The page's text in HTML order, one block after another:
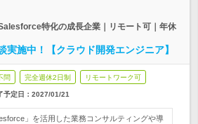
特化の成長企業｜リモート可｜年休
実施中！【クラウド開発エンジニア】
問 完全週休2日制 リモートワーク可
予定日： 2027/01/21
」を活用した業務コンサルティングや導